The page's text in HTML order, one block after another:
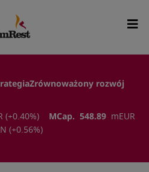
Zrównoważony rozwój
(+0.40%) MCap. 548.89 m EUR
(+0.56%)